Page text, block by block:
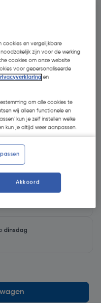
en haal binnen 10
dinsdag
cookies en vergelijkbare
zijn voor de werking
cookies om onze website
voor gepersonaliseerde
en
om alle cookies te
wij alleen functionele en
kun je zelf instellen welke
kun je altijd weer aanpassen.
Akkoord